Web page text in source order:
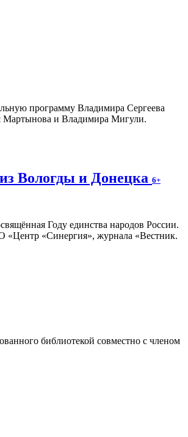
программу Владимира Сергеева
Мартынова и Владимира Мигули.
Вологды и Донецка 6+
Году единства народов России.
«Центр «Синергия», журнала «Вестник.
библиотекой совместно с членом